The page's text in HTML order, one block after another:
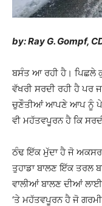
by: Ray G. Gompf,
ਬਸੰਤ ਆ ਰਹੀ ਹੈ। ਪਿਛਲੇ
ਵੱਖਰੀ ਸਰਦੀ ਰਹੀ ਹੈ ਪਰ
ਚੁਣੌਤੀਆਂ ਆਪਣੇ ਆਪ ਨੂੰ ਪੇਸ਼
ਵੀ ਮਹੱਤਵਪੂਰਨ ਹੈ ਕਿ
ਠੰਢ ਇੱਕ ਮੁੱਦਾ ਹੈ ਜੋ ਅਕਸਰ
ਤੁਹਾਡਾ ਬਾਲਣ ਇੱਕ ਤਰਲ
ਵਾਲੀਆਂ ਬਾਲਣ ਦੀਆਂ
‘ਤੇ ਮਹੱਤਵਪੂਰਨ ਹੈ ਜੋ